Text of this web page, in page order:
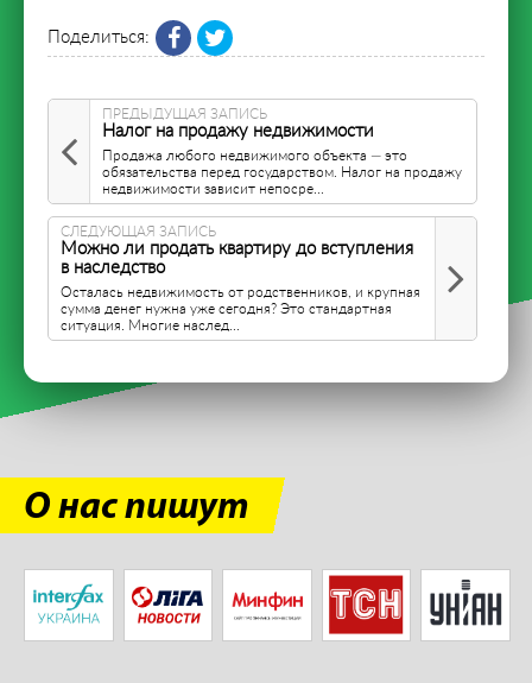
Поделиться:
ПРЕДЫДУЩАЯ ЗАПИСЬ
Налог на продажу недвижимости
Продажа любого недвижимого объекта — это
обязательства перед государством. Налог на продажу
недвижимости зависит непосре...
СЛЕДУЮЩАЯ ЗАПИСЬ
Можно ли продать квартиру до вступления
в наследство
Осталась недвижимость от родственников, и крупная
сумма денег нужна уже сегодня? Это стандартная
ситуация. Многие наслед...
О нас пишут